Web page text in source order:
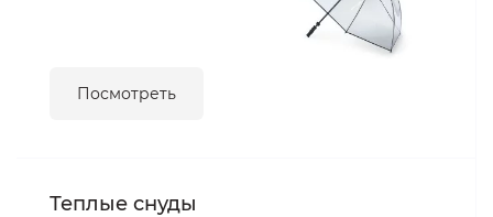
Посмотреть
Теплые снуды